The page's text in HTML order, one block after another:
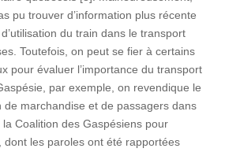
pu trouver d’information plus récente
du train dans le transport
Toutefois, on peut se fier à certains
pour évaluer l’importance du transport
par exemple, on revendique le
de marchandise et de passagers dans
Coalition des Gaspésiens pour
dont les paroles ont été rapportées